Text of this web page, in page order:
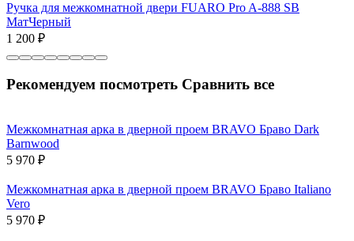
Ручка для межкомнатной двери FUARO Pro A-888 SB
МатЧерный
1 200 ₽
Рекомендуем посмотреть Сравнить все
Межкомнатная арка в дверной проем BRAVO Бравo Dark
Barnwood
5 970 ₽
Межкомнатная арка в дверной проем BRAVO Бравo Italiano
Vero
5 970 ₽